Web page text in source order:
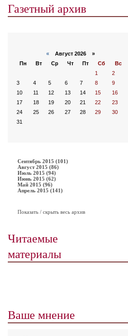
Газетный архив
« Август 2026 »
Пн
Вт Ср Чт Пт Сб
Вс
1
2
3
4 5 6 7 8
9
10
11 12 13 14 15
16
17
18 19 20 21 22
23
24
25 26 27 28 29
30
31
Сентябрь 2015 (101)
Август 2015 (86)
Июль 2015 (94)
Июнь 2015 (62)
Май 2015 (96)
Апрель 2015 (141)
Показать / скрыть весь архив
Читаемые
материалы
Ваше мнение